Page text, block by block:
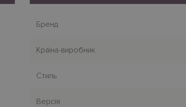
Бренд
Країна-виробник
Стиль
Версія